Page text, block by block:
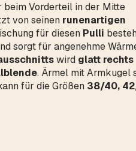
beim Vorderteil in der Mitte
von seinen runenartigen
für diesen Pulli
sorgt für angenehme
wird glatt rechts
. Ärmel mit Armkugel
für die Größen 38/40,